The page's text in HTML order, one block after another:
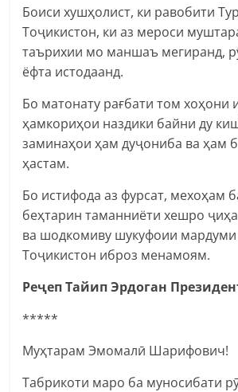
Боиси хушҳолист, ки равобити
Тоҷикистон, ки аз мероси
таърихии мо маншаъ мегиранд,
ёфта истодаанд.
Бо матонату рағбати том хоҳони
ҳамкориҳои наздики байни ду
заминаҳои ҳам дуҷониба ва ҳам
ҳастам.
Бо истифода аз фурсат, мехоҳам
беҳтарин таманниёти хешро
ва шодкомиву шукуфоии мардуми
Тоҷикистон иброз менамоям.
Реҷеп Тайип Эрдоган
*****
Муҳтарам Эмомалӣ Шарифович!
Табрикоти маро ба муносибати